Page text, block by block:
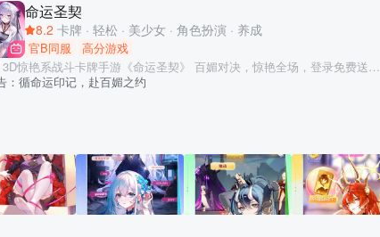
轻松上手，却藏着极高的策略深度，真正实现“靠足球智商赢冠军”。为懂
阶足球认知的玩家设计，体验策略博弈的快感。 【超全养成体系，越
】 球员升级、升星、特训，教练培养、战术革新，球队基
覆盖，养成玩法兼具深度与丰富性。 养成体系体系有深度，探索空间有
握后解锁长线经营的独特魅力，见证潜力新人一步步成长为金球级巨
全版权！】 一线豪门正版授权+最全版权加持，告别球星退
满足你最纯粹的收集欲望。现役巨星与传奇名宿的巅峰版本尽数收录，
队徽、经典球衣随心收集，你的专属梦幻球队由你亲手打造！ 【懂球更
们深知足球爱好者的足球情怀与娱乐需求，始终以“休闲
命运圣契
8.2 卡牌 · 轻松 · 美少女 · 角色扮演 · 养成
官B同服 高分游戏
惊艳系战斗卡牌手游《命运圣契》 百媚对决，惊艳全场，登录免费送蜜
顶奢高定皮肤！ 百媚少女在命运的轨迹上依次向你发起邀约，这一次，
推英雄蜜雪儿，开局轻松获取，全阵容适配，能控能抗能输出，无脑养
破初始品阶限制，从此再无狗粮废卡，R
损换将阵容随心搭！ 【漫画剧情，有趣有梗】 750屏漫画，爆梗
浸式的条漫剧情设计，从未见过妹子如此多的漫画！ 【海量福利，拿到
钻石月卡终身送，一年白嫖10万钻，更有648高定顶奢蜜雪儿皮肤！
：循命运印记，赴百媚之约